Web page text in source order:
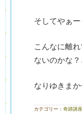
そしてやぁ
こんなに離
ないのかな？
なりゆきま
カテゴリー： 奇跡講